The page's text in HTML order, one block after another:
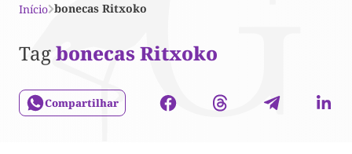
Início bonecas Ritxoko
Tagbonecas Ritxoko
Compartilhar